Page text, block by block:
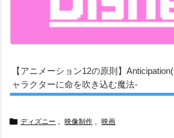
【アニメーション12の原則】
ャラクターに命を吹き込む魔法-
 ディズニー 映像制作 映画